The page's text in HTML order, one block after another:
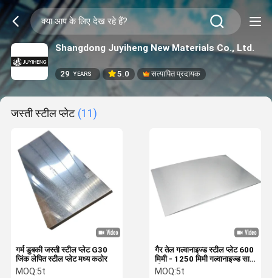
Shangdong Juyiheng New Materials Co., Ltd.
29 YEARS 5.0 सत्यापित प्रदायक
जस्ती स्टील प्लेट (11)
गर्म डुबकी जस्ती स्टील प्लेट G30
जिंक लेपित स्टील प्लेट मध्य कठोर
MOQ:5t
गैर तेल गल्वानाइज्ड स्टील प्लेट 600
मिमी - 1250 मिमी गल्वानाइज्ड सादा
शीट Zn 275
MOQ:5t